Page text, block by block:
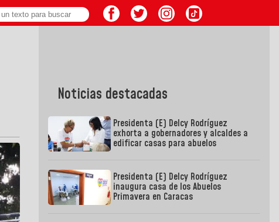
Noticias destacadas
Presidenta (E) Delcy Rodríguez
exhorta a gobernadores y alcaldes a
edificar casas para abuelos
Presidenta (E) Delcy Rodríguez
inaugura casa de los Abuelos
Primavera en Caracas